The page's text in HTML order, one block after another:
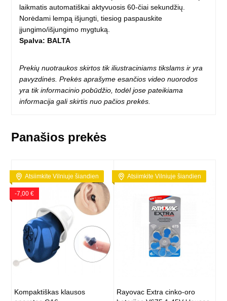
laikmatis automatiškai aktyvuosis 60-čiai sekundžių.
Norėdami lempą išjungti, tiesiog paspauskite
įjungimo/išjungimo mygtuką.
Spalva: BALTA
Prekių nuotraukos skirtos tik iliustraciniams tikslams ir yra
pavyzdinės. Prekės aprašyme esančios video nuorodos
yra tik informacinio pobūdžio, todėl jose pateikiama
informacija gali skirtis nuo pačios prekės.
Panašios prekės
Atsiimkite Vilniuje šiandien
-7,00 €
Kompaktiškas klausos
Atsiimkite Vilniuje šiandien
Rayovac Extra cinko-oro